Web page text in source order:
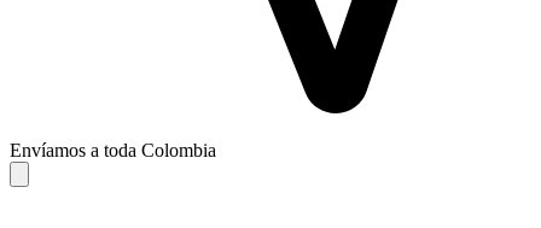
Envíamos a toda Colombia